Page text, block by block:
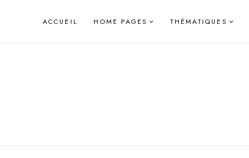
ACCUEIL HOME PAGES THÉMATIQUES